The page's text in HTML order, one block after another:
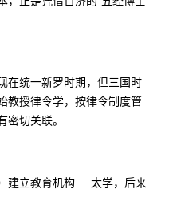
在统一新罗时期，但三国时
教授律令学，按律令制度管
密切关联。
建立教育机构──太学，后来